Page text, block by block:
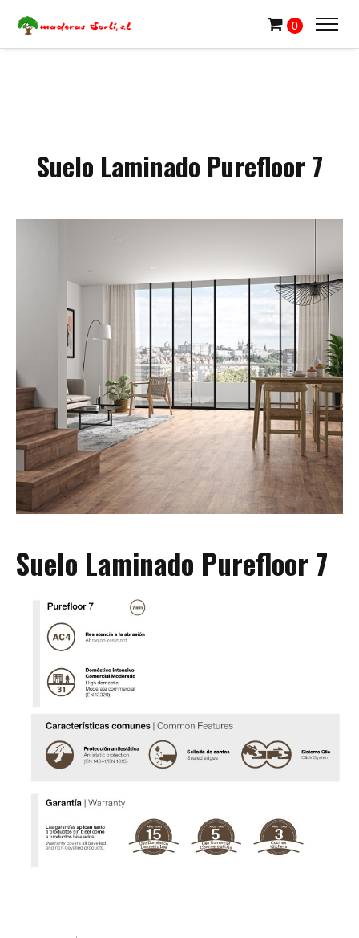
0
Suelo Laminado Purefloor 7
Suelo Laminado Purefloor 7